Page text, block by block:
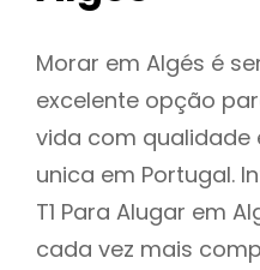
Morar em Algés é
excelente opção
vida com qualidade
unica em Portugal.
T1 Para Alugar em
cada vez mais